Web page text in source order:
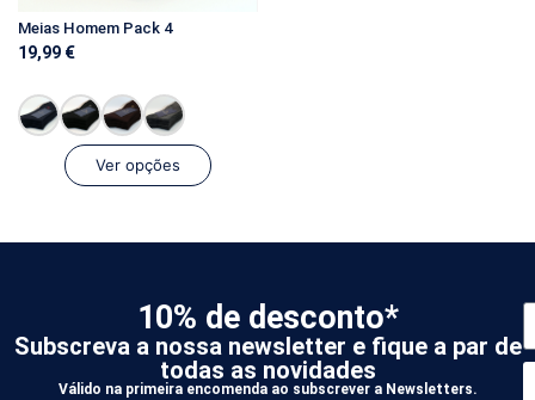
Meias Homem Pack 4
19,99 €
Ver opções
10% de desconto*
Subscreva a nossa newsletter e fique a par de
todas as novidades
Válido na primeira encomenda ao subscrever a Newsletters.